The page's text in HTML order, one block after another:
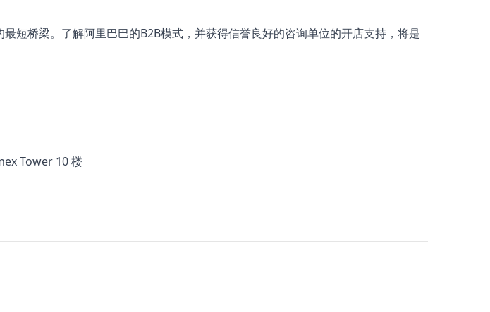
短桥梁。了解阿里巴巴的B2B模式，并获得信誉良好的咨询单位的开店支持，将是
Tower 10 楼